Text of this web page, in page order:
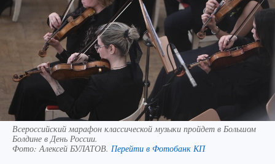
Всероссийский марафон классической музыки пройдет в Большом
Болдине в День России.
Фото:Алексей БУЛАТОВ. Перейти в Фотобанк КП